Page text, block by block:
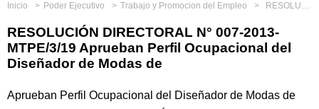
Inicio Poder Ejecutivo Trabajo y Promocion del Empleo RESOLUCIÓN DIRECTORAL N° 007-2013-MTPE/3/19 Aprueban Perfil Ocupacional del Diseñador de Modas de
RESOLUCIÓN DIRECTORAL N° 007-2013-
MTPE/3/19 Aprueban Perfil Ocupacional del
Diseñador de Modas de
Aprueban Perfil Ocupacional del Diseñador de Modas de